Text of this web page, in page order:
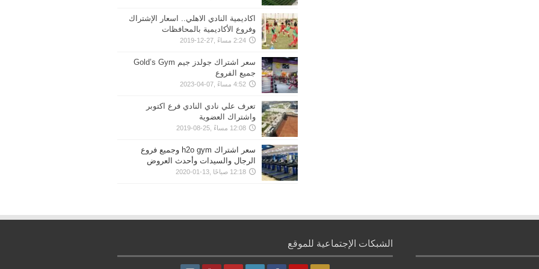
اكاديمية النادي الاهلي.. اسعار الإشتراك
وفروع الأكاديمية بالمحافظات
2:24 مساءً ,27-12-2019
سعر اشتراك جولدز جيم Gold’s Gym
جميع الفروع
4:52 مساءً ,07-04-2023
تعرف علي نادي النادي فرع اكتوبر
واشتراك العضوية
12:08 مساءً ,25-08-2019
سعر اشتراك h2o gym وجميع فروع
الرجال والسيدات وأحدث العروض
12:18 صباحًا ,13-01-2020
الشبكات الإجتماعية للموقع